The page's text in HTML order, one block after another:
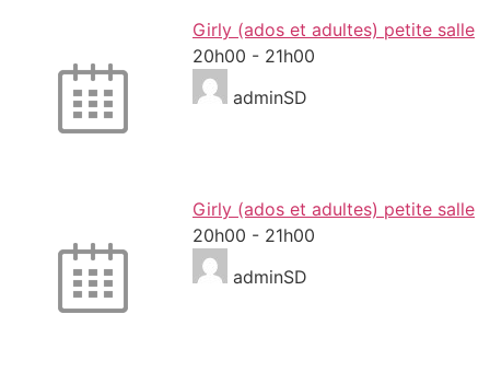
Girly (ados et adultes) petite salle
20h00 - 21h00
adminSD
Girly (ados et adultes) petite salle
20h00 - 21h00
adminSD